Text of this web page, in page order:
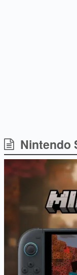
ゲー
具体的
です。
ゲー
「経
の起源
イニー
カテゴ
特集記事
マンガ
Nintendo